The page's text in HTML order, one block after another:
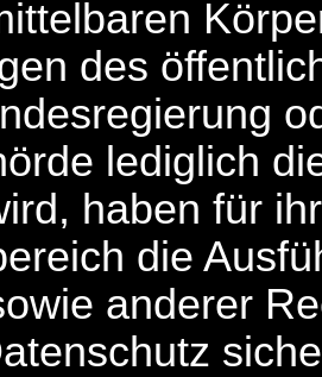
des
lediglich
haben für
die
anderer